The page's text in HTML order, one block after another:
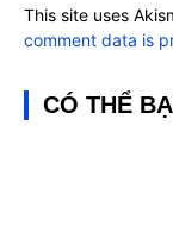
This site uses
comment data is
CÓ THỂ